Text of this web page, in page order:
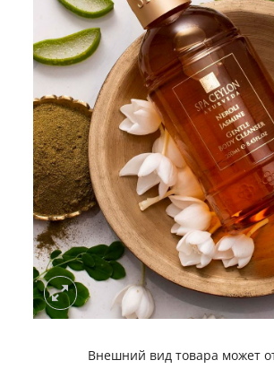
Внешний вид товара может